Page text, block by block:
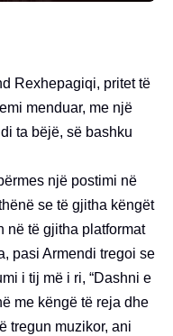
Rexhepagiqi, pritet të
menduar, me një
ta bëjë, së bashku
një postimi në
se të gjitha këngët
në të gjitha platformat
pasi Armendi tregoi se
i tij më i ri, “Dashni e
me këngë të reja dhe
tregun muzikor, ani